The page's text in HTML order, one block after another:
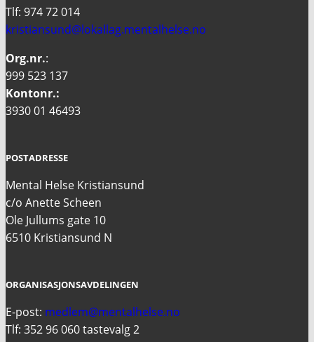
Tlf: 974 72 014
kristiansund@lokallag.mentalhelse.no
Org.nr.:
999 523 137
Kontonr.:
3930 01 46493
POSTADRESSE
Mental Helse Kristiansund
c/o Anette Scheen
Ole Jullums gate 10
6510 Kristiansund N
ORGANISASJONSAVDELINGEN
E-post: medlem@mentalhelse.no
Tlf: 352 96 060 tastevalg 2